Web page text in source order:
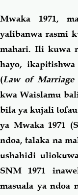
Mwaka 1971,
yalibanwa rasmi
mahari. Ili kuwa
hayo,
(Law of Marriage
kwa Waislamu
bila ya kujali
ya Mwaka 1971
ndoa, talaka na
ushahidi
SNM 1971
masuala ya ndoa